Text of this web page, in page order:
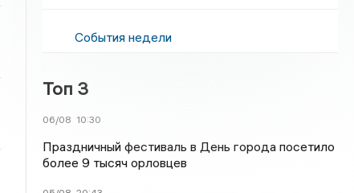
События недели
Топ 3
06/08 10:30
Праздничный фестиваль в День города посетило
более 9 тысяч орловцев